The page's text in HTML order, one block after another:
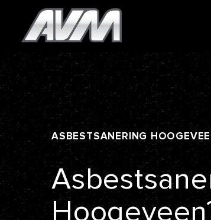
ASBESTSANERING